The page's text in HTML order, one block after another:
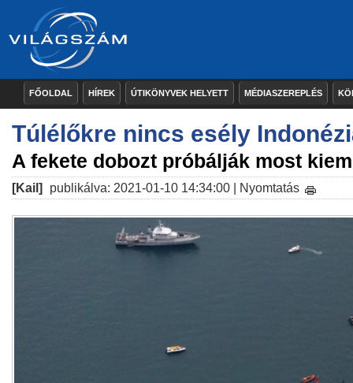
FŐOLDAL HÍREK ÚTIKÖNYVEK HELYETT MÉDIASZEREPLÉS
Túlélőkre nincs esély
A fekete dobozt próbálják most
[Kail] publikálva: 2021-01-10 14:34:00 | Nyomtatás